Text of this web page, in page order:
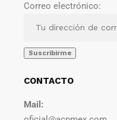
Correo electrónico:
CONTACTO
Mail: